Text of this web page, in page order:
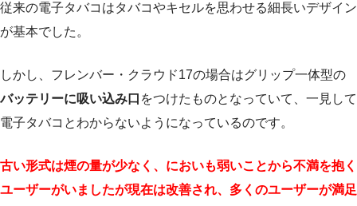
従来の電子タバコはタバコやキセルを思わせる細長いデザイン
が基本でした。
しかし、フレンバー・クラウド17の場合はグリップ一体型の
バッテリーに吸い込み口 をつけたものとなっていて、一見して
電子タバコとわからないようになっているのです。
古い形式は煙の量が少なく、においも弱いことから不満を抱く
ユーザーがいましたが現在は改善され、多くのユーザーが満足